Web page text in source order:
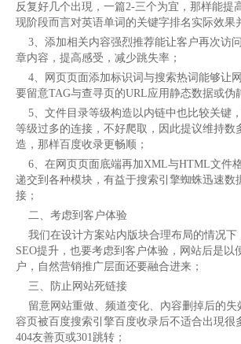
反复好几个出現，一篇2-三个为宜，那样能提
现阶段而言对英语单词的关键字排名实际效果
3、添加相关内容强烈推荐能让客户再次访
章内容，提高感受，减少跳失率；
4、网页页面添加标识词与搜索热词能够让
要留意TAG与查寻页的URL应用静态数据或伪
5、文件目录等级构造以内链中也比较关键
等级过多的连接，不好爬取，因此提议维持数
造，那样百度收录更畅顺；
6、在网页页面底端再加XML与HTML文件
递交到各种模块，有益于搜索引擎蜘蛛迅速数
接；
二、考虑到客户体验
我们在设计方案站内版块合理布局的情况下
SEO提升，也要考虑到客户体验，网站后是以
户，自然营销推广层面还要融合进来；
三、防止网站死链接
留意网站重做、频道变化、內容删掉后的失
容页被百度搜索引擎百度收录后不适合出現很
404友善页或301跳转；